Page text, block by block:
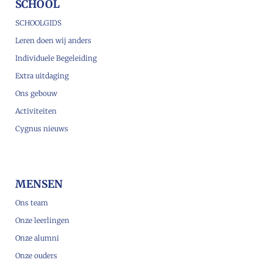
SCHOOL
SCHOOLGIDS
Leren doen wij anders
Individuele Begeleiding
Extra uitdaging
Ons gebouw
Activiteiten
Cygnus nieuws
MENSEN
Ons team
Onze leerlingen
Onze alumni
Onze ouders